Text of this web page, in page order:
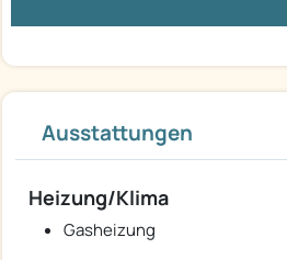
Ausstattungen
Heizung/Klima
Gasheizung